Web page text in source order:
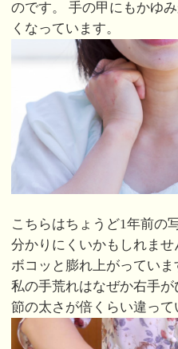
のです。 手の甲にもかゆ
くなっています。
こちらはちょうど1年前の
分かりにくいかもしれま
ボコッと膨れ上がっていま
私の手荒れはなぜか右手
節の太さが倍くらい違って